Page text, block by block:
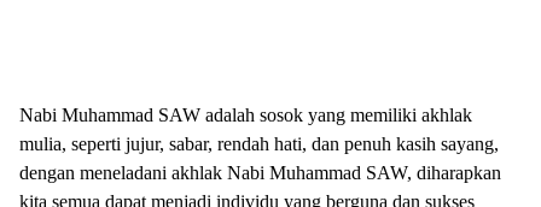
Nabi Muhammad SAW adalah sosok yang memiliki akhlak
mulia, seperti jujur, sabar, rendah hati, dan penuh kasih sayang,
dengan meneladani akhlak Nabi Muhammad SAW, diharapkan
kita semua dapat menjadi individu yang berguna dan sukses